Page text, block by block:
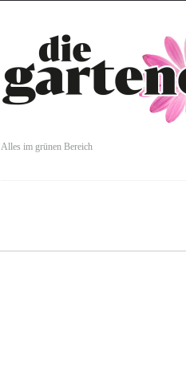
Alles im grünen Bereich